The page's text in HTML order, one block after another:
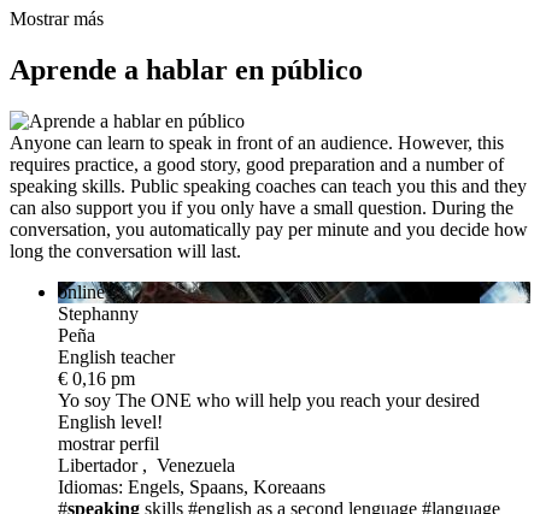
Mostrar más
Aprende a hablar en público
Anyone can learn to speak in front of an audience. However, this
requires practice, a good story, good preparation and a number of
speaking skills. Public speaking coaches can teach you this and they
can also support you if you only have a small question. During the
conversation, you automatically pay per minute and you decide how
long the conversation will last.
online
Stephanny
Peña
English teacher
€ 0,16 pm
Yo soy The ONE who will help you reach your desired
English level!
mostrar perfil
Libertador , Venezuela
Idiomas: Engels, Spaans, Koreaans
#speaking skills #english as a second lenguage #language